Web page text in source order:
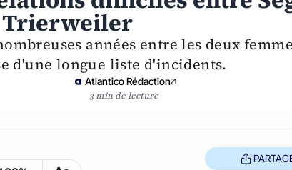
Trierweiler
années entre les deux
d'une longue liste d'incidents.
Atlantico Rédaction
3 min de lecture